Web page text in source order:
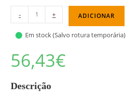
- + ADICIONAR
Em stock (Salvo rotura temporária)
56,43€
Descrição